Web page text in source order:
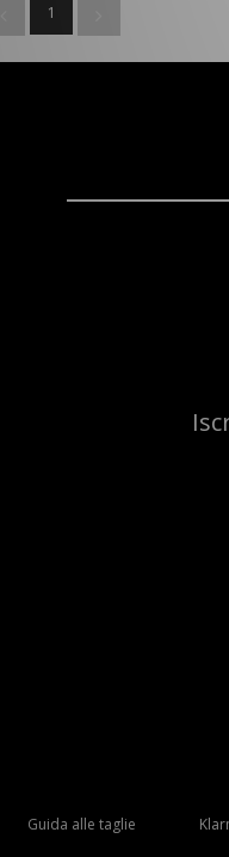
1
Guida alle taglie